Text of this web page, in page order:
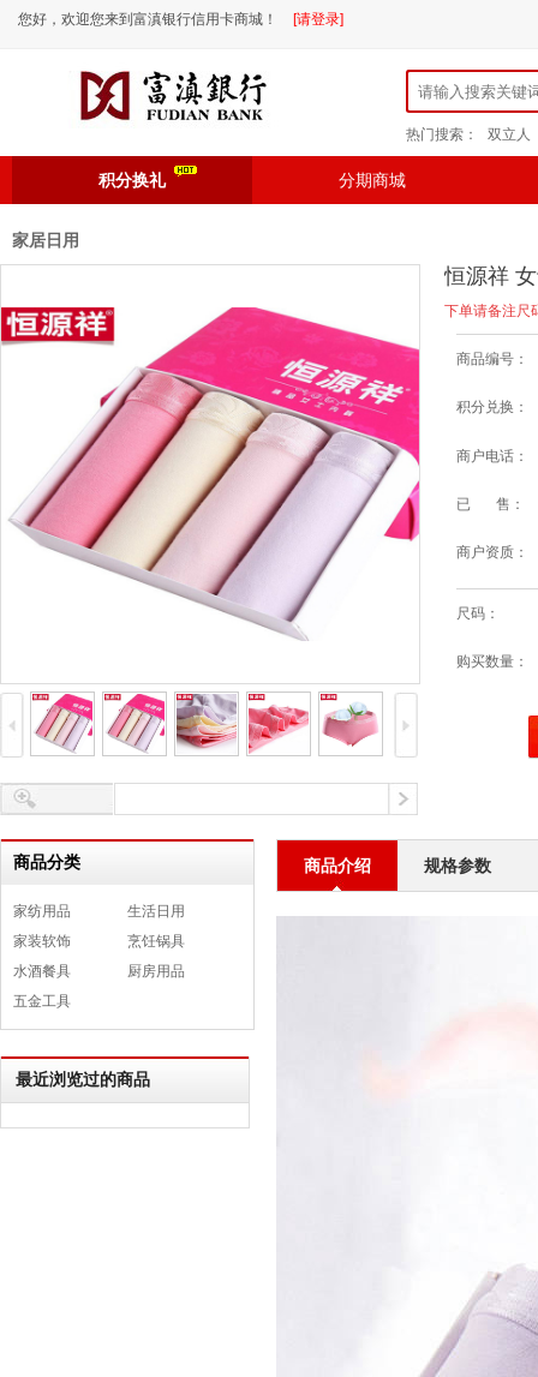
您好，欢迎您来到富滇银行信用卡商城！ [请登录]
热门搜索： 双立人
积分换礼 分期商城
家居日用
恒源祥
下单请备注尺
商品编号：
积分兑换：
商户电话：
已 售：
商户资质：
尺码：
购买数量：
商品分类
家纺用品
生活日用
家装软饰
烹饪锅具
水酒餐具
厨房用品
五金工具
最近浏览过的商品
商品介绍 规格参数